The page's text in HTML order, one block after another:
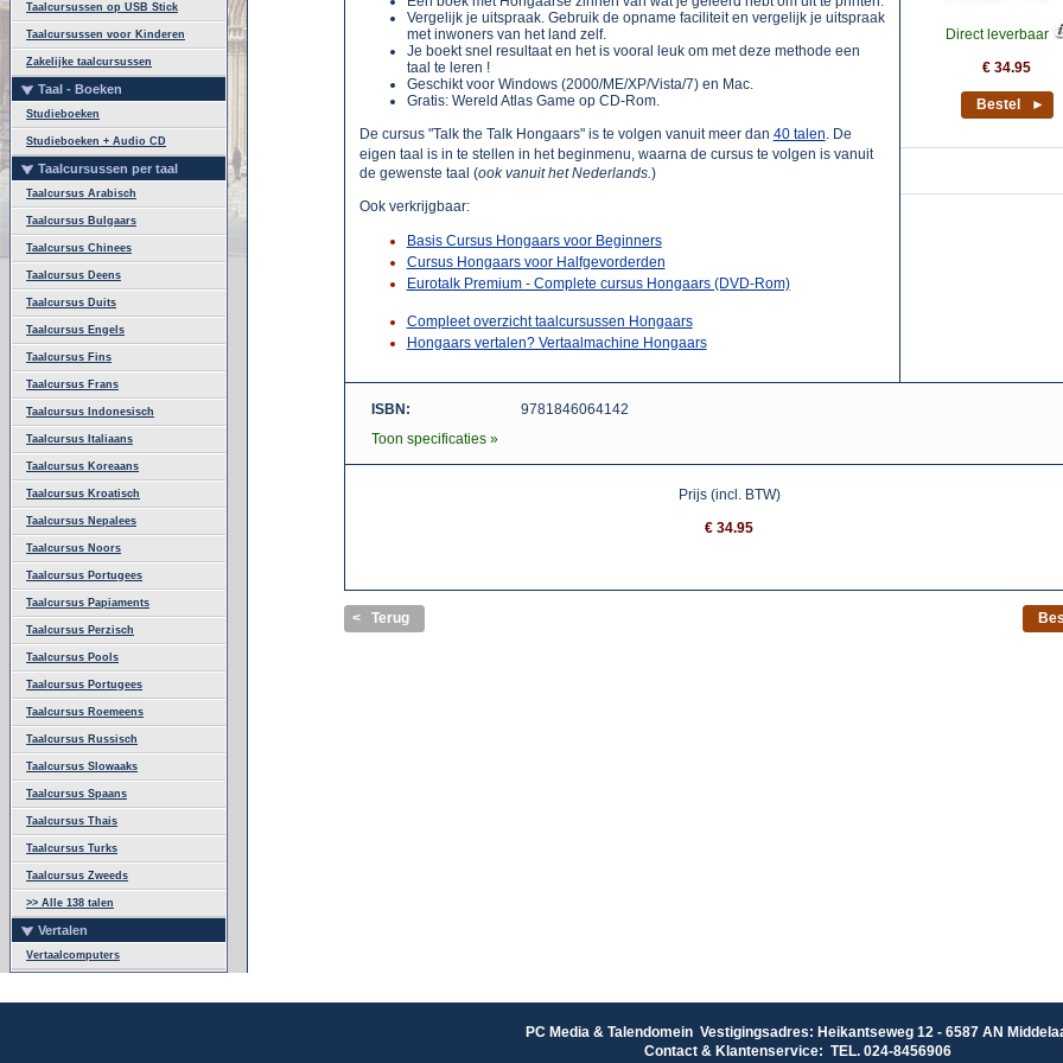
Taalcursussen op USB Stick
Taalcursussen voor Kinderen
Zakelijke taalcursussen
Taal - Boeken
Studieboeken
Studieboeken + Audio CD
Taalcursussen per taal
Taalcursus Arabisch
Taalcursus Bulgaars
Taalcursus Chinees
Taalcursus Deens
Taalcursus Duits
Taalcursus Engels
Taalcursus Fins
Taalcursus Frans
Taalcursus Indonesisch
Taalcursus Italiaans
Taalcursus Koreaans
Taalcursus Kroatisch
Taalcursus Nepalees
Taalcursus Noors
Taalcursus Portugees
Taalcursus Papiaments
Taalcursus Perzisch
Taalcursus Pools
Taalcursus Portugees
Taalcursus Roemeens
Taalcursus Russisch
Taalcursus Slowaaks
Taalcursus Spaans
Taalcursus Thais
Taalcursus Turks
Taalcursus Zweeds
>> Alle 138 talen
Vertalen
Vertaalcomputers
Vergelijk je uitspraak. Gebruik de opname faciliteit en vergelijk je uitspraak
met inwoners van het land zelf.
Je boekt snel resultaat en het is vooral leuk om met deze methode een
taal te leren !
Geschikt voor Windows (2000/ME/XP/Vista/7) en Mac.
Gratis: Wereld Atlas Game op CD-Rom.
De cursus "Talk the Talk Hongaars" is te volgen vanuit meer dan 40 talen . De
eigen taal is in te stellen in het beginmenu, waarna de cursus te volgen is vanuit
de gewenste taal (ook vanuit het Nederlands. )
Ook verkrijgbaar:
Basis Cursus Hongaars voor Beginners
Cursus Hongaars voor Halfgevorderden
Eurotalk Premium - Complete cursus Hongaars (DVD-Rom)
Compleet overzicht taalcursussen Hongaars
Hongaars vertalen? Vertaalmachine Hongaars
Direct leverbaar
€ 34.95
Bestel ►
ISBN:
9781846064142
Toon specificaties »
Prijs (incl. BTW)
€ 34.95
< Terug
PC Media & Talendomein Vestigingsadres: Heikantseweg 12 - 6587 AN
Contact & Klantenservice: TEL. 024-8456906